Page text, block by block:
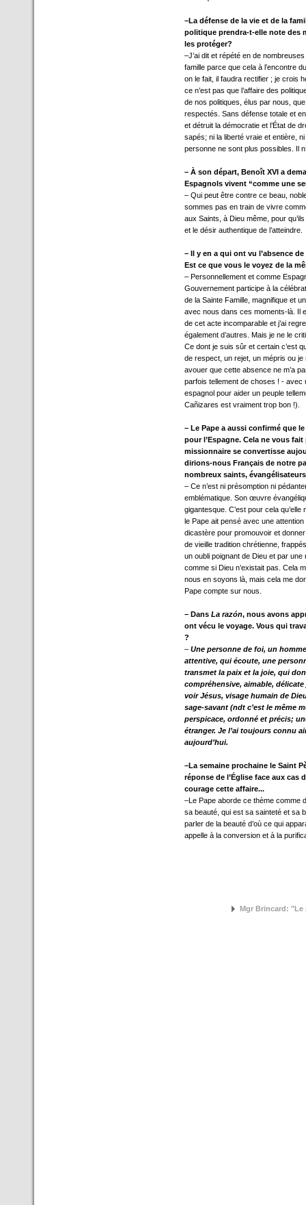
–La défense de la vie et de la
politique prendra-t-elle note des
les protéger?
–J’ai dit et répété en de
famille parce que cela à l’encontre
on le fait, il faudra rectifier ; je crois
ce n’est pas que l’affaire des
de nos politiques, élus par nous,
respectés. Sans défense totale et
et détruit la démocratie et l’État de
sapés; ni la liberté vraie et entière,
personne ne sont plus possibles. Il
– À son départ, Benoît XVI a
Espagnols vivent “comme une
– Qui peut être contre ce beau,
sommes pas en train de vivre
aux Saints, à Dieu même, pour
et le désir authentique de l’atteindre.
– Il y en a qui ont vu l’absence
Est ce que vous le voyez de la
– Personnellement et comme
Gouvernement participe à la
de la Sainte Famille, magnifique et
avec nous dans ces moments-là. Il
de cet acte incomparable et j’ai
également d’autres. Mais je ne le
Ce dont je suis sûr et certain c’est
de respect, un rejet, un mépris ou je
avouer que cette absence ne m’a
parfois tellement de choses ! - avec
espagnol pour aider un peuple
Cañizares est vraiment trop bon !).
– Le Pape a aussi confirmé que
pour l’Espagne. Cela ne vous
missionnaire se convertisse
dirions-nous Français de notre
nombreux saints,
– Ce n’est ni présomption ni
emblématique. Son œuvre
gigantesque. C’est pour cela
le Pape ait pensé avec une
dicastère pour promouvoir et
de vieille tradition chrétienne,
un oubli poignant de Dieu et par
comme si Dieu n’existait pas. Cela
nous en soyons là, mais cela me
Pape compte sur nous.
– Dans La razón, nous avons
ont vécu le voyage. Vous qui
?
– Une personne de foi, un
attentive, qui écoute, une
transmet la paix et la joie, qui
compréhensive, aimable,
voir Jésus, visage humain de
sage-savant (ndt c’est le même
perspicace, ordonné et précis;
étranger. Je l’ai toujours connu
aujourd’hui.
–La semaine prochaine le Saint
réponse de l’Église face aux cas
courage cette affaire...
–Le Pape aborde ce thème comme
sa beauté, qui est sa sainteté et sa
parler de la beauté d’où ce qui
appelle à la conversion et à la
Mgr Brincard: